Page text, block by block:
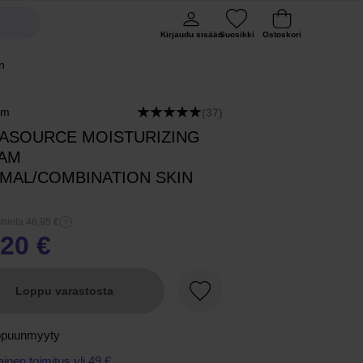
Kirjaudu sisäänSuosikki Ostoskori
(37)
MOISTURIZING
COMBINATION SKIN
46,95 €
€
Loppu varastosta
Suosikki